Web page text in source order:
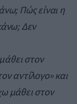
Πώς είναι η
Δεν
στον
αντίλογο» και
μάθει στον